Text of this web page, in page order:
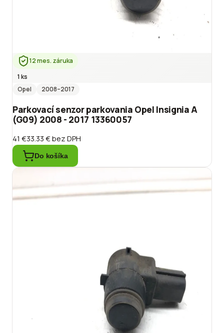
12 mes. záruka
1 ks
Opel
2008–2017
Parkovací senzor parkovania Opel Insignia A
(G09) 2008 - 2017 13360057
41 €33.33 €bez DPH
Do košíka